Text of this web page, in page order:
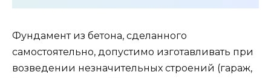
Фундамент из бетона, сделанного
самостоятельно, допустимо изготавливать при
возведении незначительных строений (гараж,